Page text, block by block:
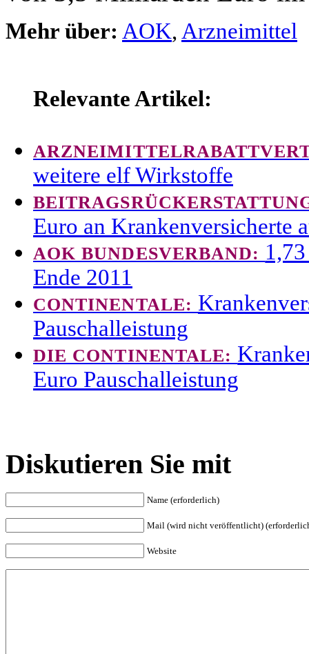
Mehr über: AOK, Arzneimittel
Relevante Artikel:
weitere elf Wirkstoffe
Euro an Krankenversicherte
AOK BUNDESVERBAND:
Ende 2011
CONTINENTALE:
Pauschalleistung
DIE CONTINENTALE:
Euro Pauschalleistung
Diskutieren Sie mit
Name (erforderlich)
Mail (wird nicht veröffentlicht)
Website